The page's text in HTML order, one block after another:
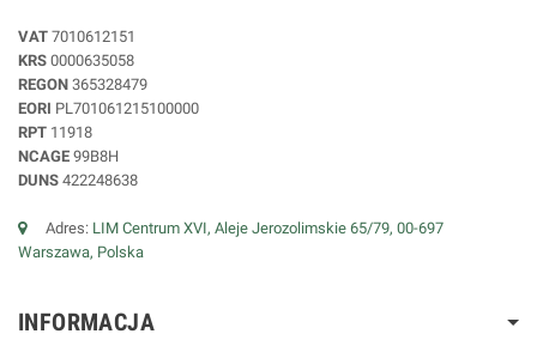
VAT 7010612151
KRS 0000635058
REGON 365328479
EORI PL701061215100000
RPT 11918
NCAGE 99B8H
DUNS 422248638
Adres: LIM Centrum XVI, Aleje Jerozolimskie 65/79, 00-697
Warszawa, Polska
INFORMACJA